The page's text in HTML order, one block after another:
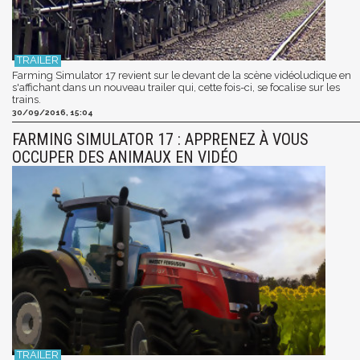
Farming Simulator 17 revient sur le devant de la scène vidéoludique en
s'affichant dans un nouveau trailer qui, cette fois-ci, se focalise sur les
trains.
30/09/2016, 15:04
FARMING SIMULATOR 17 : APPRENEZ À VOUS
OCCUPER DES ANIMAUX EN VIDÉO